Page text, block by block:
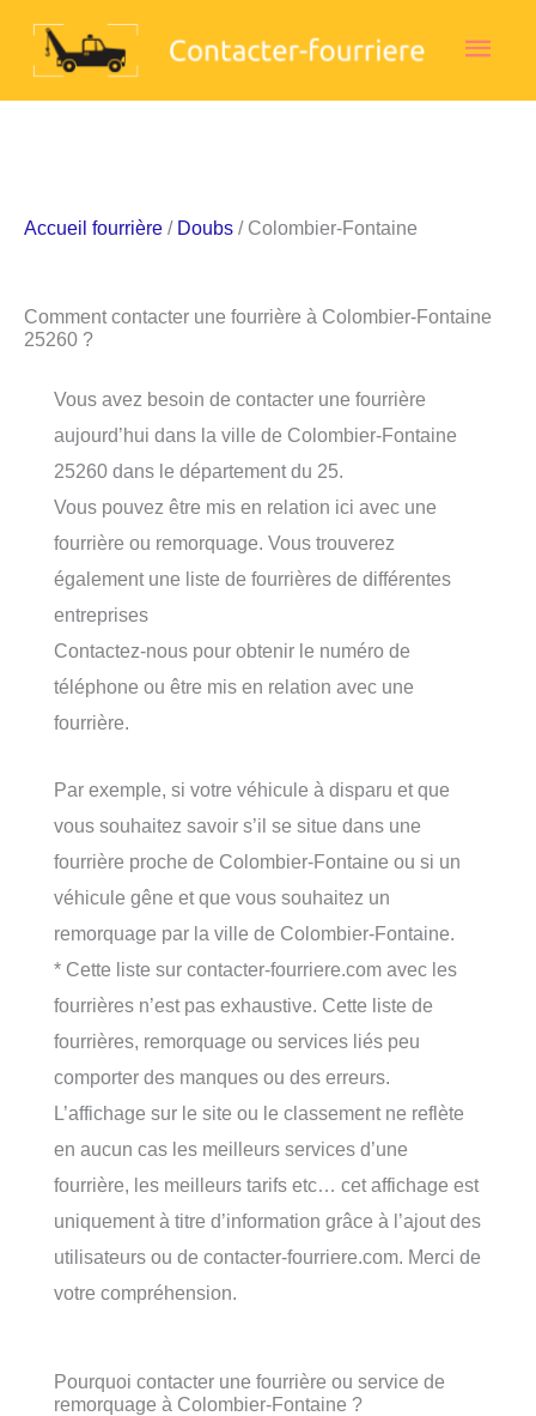
Accueil fourrière / Doubs / Colombier-Fontaine
Comment contacter une fourrière à Colombier-Fontaine
25260 ?
Vous avez besoin de contacter une fourrière
aujourd’hui dans la ville de Colombier-Fontaine
25260 dans le département du 25.
Vous pouvez être mis en relation ici avec une
fourrière ou remorquage. Vous trouverez
également une liste de fourrières de différentes
entreprises
Contactez-nous pour obtenir le numéro de
téléphone ou être mis en relation avec une
fourrière.
Par exemple, si votre véhicule à disparu et que
vous souhaitez savoir s’il se situe dans une
fourrière proche de Colombier-Fontaine ou si un
véhicule gêne et que vous souhaitez un
remorquage par la ville de Colombier-Fontaine.
* Cette liste sur contacter-fourriere.com avec les
fourrières n’est pas exhaustive. Cette liste de
fourrières, remorquage ou services liés peu
comporter des manques ou des erreurs.
L’affichage sur le site ou le classement ne reflète
en aucun cas les meilleurs services d’une
fourrière, les meilleurs tarifs etc… cet affichage est
uniquement à titre d’information grâce à l’ajout des
utilisateurs ou de contacter-fourriere.com. Merci de
votre compréhension.
Pourquoi contacter une fourrière ou service de
remorquage à Colombier-Fontaine ?